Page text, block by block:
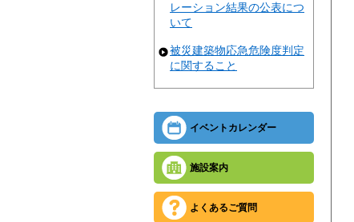
レーション結果の公表につ
いて
被災建築物応急危険度判定
に関すること
イベントカレンダー
施設案内
よくあるご質問